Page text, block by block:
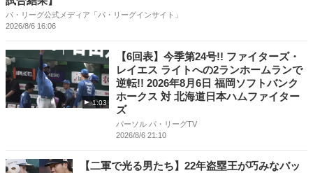
パ・リーグ公式メディア「パ・リーグインサイト」
2026/8/6 16:06
1:03
【6回表】今季第24号!! ファイターズ・
レイエス ライトへの2ランホームランで
逆転!! 2026年8月6日 福岡ソフトバンク
ホークス 対 北海道日本ハムファイター
ズ
パーソル パ・リーグTV
2026/8/6 21:10
【二軍で光る男たち】22年盗塁王が巧みなバッ